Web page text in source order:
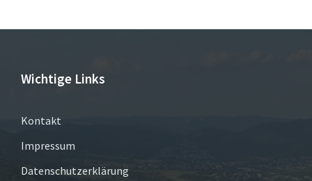
Wichtige Links
Kontakt
Impressum
Datenschutzerklärung